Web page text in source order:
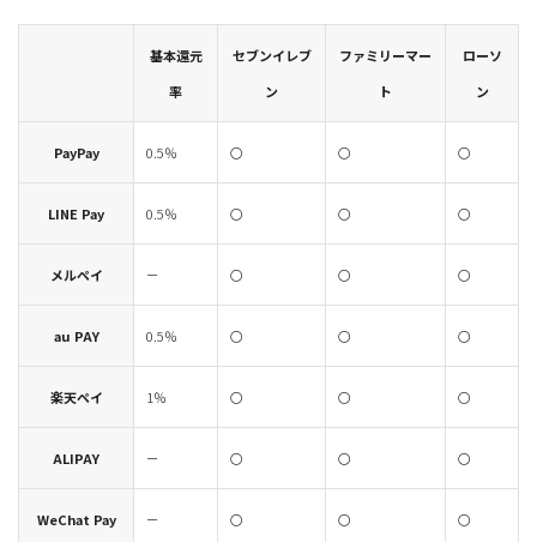
基本還元
率
セブンイレブ
ン
ファミリーマー
ト
ローソ
ン
PayPay 0.5％ 〇 〇 〇
LINE Pay 0.5％ 〇 〇 〇
メルペイ － 〇 〇 〇
au PAY 0.5％ 〇 〇 〇
楽天ペイ 1％ 〇 〇 〇
ALIPAY － 〇 〇 〇
WeChat Pay － 〇 〇 〇